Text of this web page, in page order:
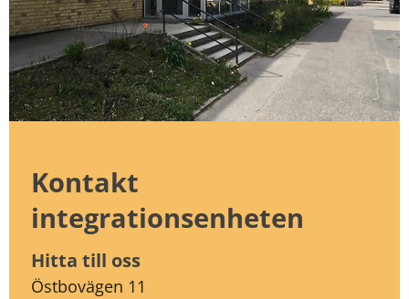
Kontakt
integrationsenheten
Hitta till oss
Östbovägen 11